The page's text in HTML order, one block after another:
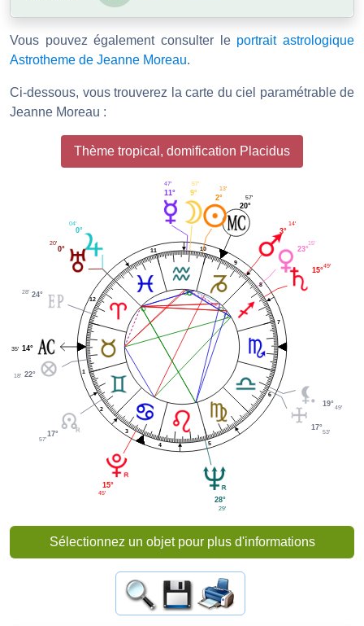
Vous pouvez également consulter le portrait astrologique
Astrotheme de Jeanne Moreau.
Ci-dessous, vous trouverez la carte du ciel paramétrable de
Jeanne Moreau :
Thème tropical, domification Placidus
1
2
3
4 5
6
7
8
9
10
11
12
15°
49'
23°
15'
3°
14'
20°
57'
2°
13'
9°
57'
11°
47'
0°
04'
0°
20'
24°
28'
14°
35'
22°
18'
17°
57'
15°
45'
28°
29'
17°
53'
19°49'
Sélectionnez un objet pour plus d'informations